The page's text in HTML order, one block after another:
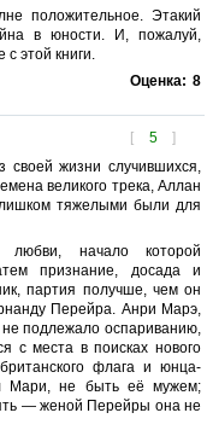
положительное. Этакий
в юности. И, пожалуй,
этой книги.
Оценка: 8
[ 5 ]
своей жизни случившихся,
великого трека, Аллан
тяжелыми были для
любви, начало которой
признание, досада и
партия получше, чем он
Перейра. Анри Марэ,
подлежало оспариванию,
с места в поисках нового
флага и юнца-
Мари, не быть её мужем;
— женой Перейры она не